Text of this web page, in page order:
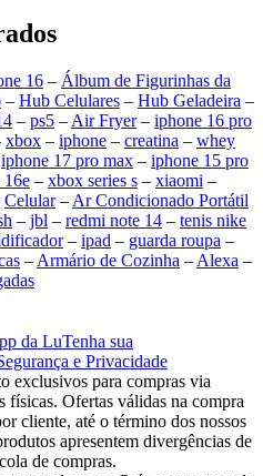
16 – Álbum de Figurinhas da
– Hub Celulares – Hub Geladeira –
– ps5 – Air Fryer– iphone 16 pro
xbox – iphone – creatina – whey
iphone 17 pro max – iphone 15 pro
16e – xbox series s – xiaomi –
Celular– Ar Condicionado Portátil
– jbl – redmi note 14 – tenis nike
– ipad – guarda roupa –
– Armário de Cozinha – Alexa –
da LuTenha sua
e Privacidade
exclusivos para compras via
físicas. Ofertas válidas na compra
cliente, até o término dos nossos
apresentem divergências de
de compras.